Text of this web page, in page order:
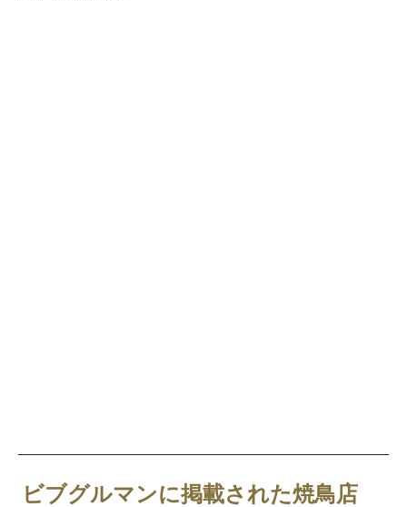
ビブグルマンに掲載された焼鳥店